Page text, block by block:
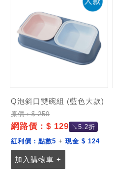
Q泡斜口雙碗組 (藍色大款)
原價：$ 250
網路價：$ 129 ↘5.2折
紅利價： 點數5 + 現金 $ 124
加入購物車 +